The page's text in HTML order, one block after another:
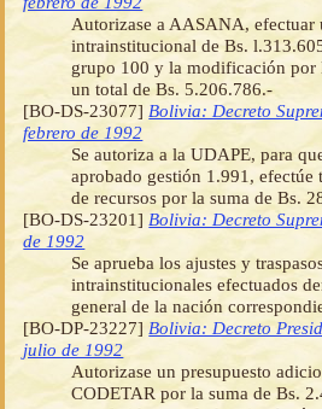
Autorizase a AASANA, efectuar
intrainstitucional de Bs.
grupo 100 y la modificación por
un total de Bs. 5.206.786.-
[BO-DS-23077] Bolivia: Decreto
febrero de 1992
Se autoriza a la UDAPE, para
aprobado gestión 1.991,
de recursos por la suma de Bs.
[BO-DS-23201] Bolivia: Decreto
de 1992
Se aprueba los ajustes y
intrainstitucionales efectuados
general de la nación
[BO-DP-23227] Bolivia: Decreto
julio de 1992
Autorizase un presupuesto
CODETAR por la suma de Bs.